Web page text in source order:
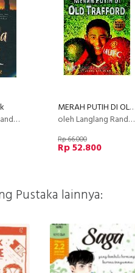
MERAH PUTIH DI OLD TRAFFORD
oleh Langlang Randhawa
Rp 66.000
Rp 52.800
Pustaka lainnya: